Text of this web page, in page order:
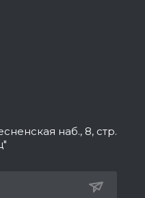
наб., 8, стр.